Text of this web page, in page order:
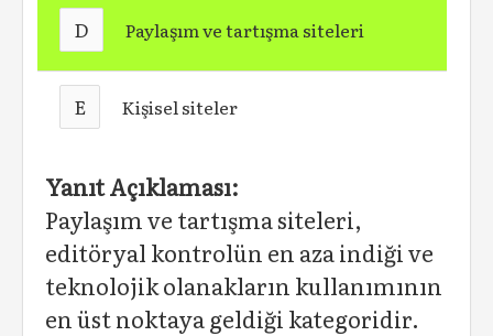
D Paylaşım ve tartışma siteleri
E Kişisel siteler
Yanıt Açıklaması:
Paylaşım ve tartışma siteleri,
editöryal kontrolün en aza indiği ve
teknolojik olanakların kullanımının
en üst noktaya geldiği kategoridir.